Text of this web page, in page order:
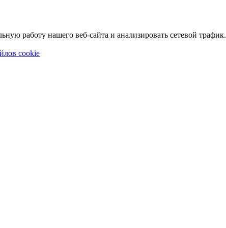
работу нашего веб-сайта и анализировать сетевой трафик.
cookie